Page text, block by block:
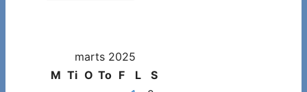
at
marts 2025
M Ti O To F L
S